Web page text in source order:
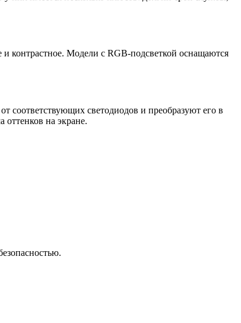
контрастное. Модели с RGB-подсветкой оснащаются
соответствующих светодиодов и преобразуют его в
оттенков на экране.